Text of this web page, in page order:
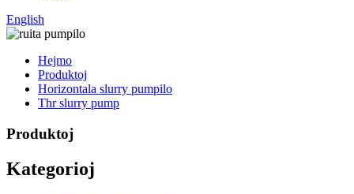
English
Hejmo
Produktoj
Horizontala slurry pumpilo
Thr slurry pump
Produktoj
Kategorioj